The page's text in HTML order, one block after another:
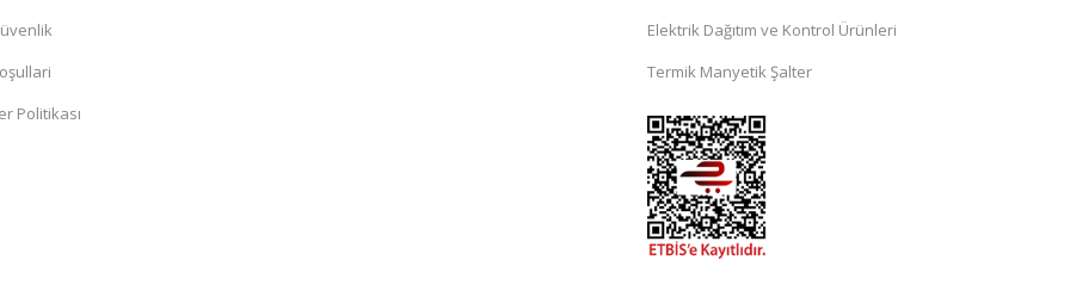
Politikası
Elektrik Dağıtım ve Kontrol Ürünleri
Termik Manyetik Şalter